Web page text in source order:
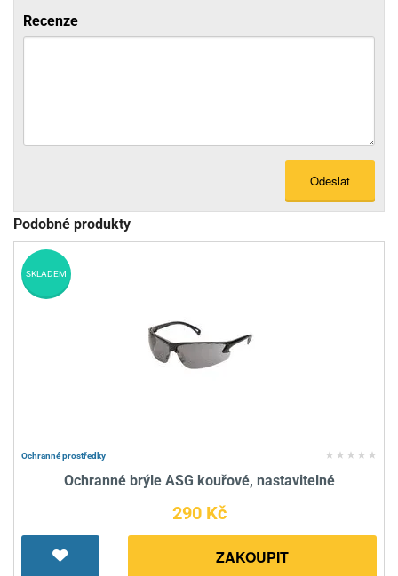
Recenze
Odeslat
Podobné produkty
Ochranné prostředky
Ochranné brýle ASG kouřové, nastavitelné
290 Kč
ZAKOUPIT
SKLADEM